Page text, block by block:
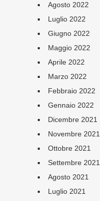
Agosto 2022
Luglio 2022
Giugno 2022
Maggio 2022
Aprile 2022
Marzo 2022
Febbraio 2022
Gennaio 2022
Dicembre 2021
Novembre 2021
Ottobre 2021
Settembre 2021
Agosto 2021
Luglio 2021